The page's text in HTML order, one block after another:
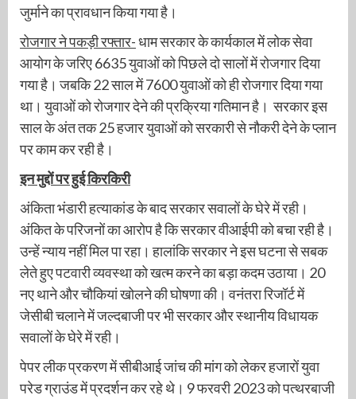
जुर्माने का प्रावधान किया गया है।
रोजगार ने पकड़ी रफ्तार-धाम सरकार के कार्यकाल में लोक सेवा
आयोग के जरिए 6635 युवाओं को पिछले दो सालों में रोजगार दिया
गया है। जबकि 22 साल में 7600 युवाओं को ही रोजगार दिया गया
था। युवाओं को रोजगार देने की प्रक्रिया गतिमान है। सरकार इस
साल के अंत तक 25 हजार युवाओं को सरकारी से नौकरी देने के प्लान
पर काम कर रही है।
इन मुद्दों पर हुई किरकिरी
अंकिता भंडारी हत्याकांड के बाद सरकार सवालों के घेरे में रही।
अंकित के परिजनों का आरोप है कि सरकार वीआईपी को बचा रही है।
उन्हें न्याय नहीं मिल पा रहा। हालांकि सरकार ने इस घटना से सबक
लेते हुए पटवारी व्यवस्था को खत्म करने का बड़ा कदम उठाया। 20
नए थाने और चौकियां खोलने की घोषणा की। वनंतरा रिजॉर्ट में
जेसीबी चलाने में जल्दबाजी पर भी सरकार और स्थानीय विधायक
सवालों के घेरे में रही।
पेपर लीक प्रकरण में सीबीआई जांच की मांग को लेकर हजारों युवा
परेड ग्राउंड में प्रदर्शन कर रहे थे। 9 फरवरी 2023 को पत्थरबाजी